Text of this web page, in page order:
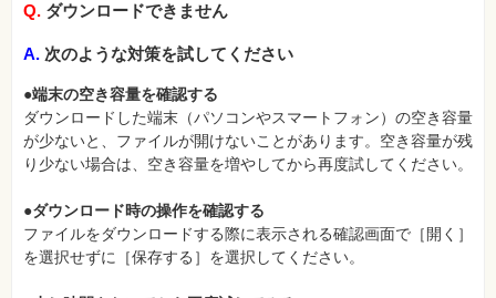
Q. ダウンロードできません
A. 次のような対策を試してください
●端末の空き容量を確認する
ダウンロードした端末（パソコンやスマートフォン）の空き容量
が少ないと、ファイルが開けないことがあります。空き容量が残
り少ない場合は、空き容量を増やしてから再度試してください。
●ダウンロード時の操作を確認する
ファイルをダウンロードする際に表示される確認画面で［開く］
を選択せずに［保存する］を選択してください。